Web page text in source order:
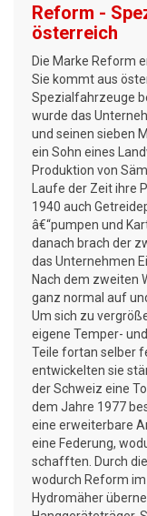
Reform -
österreich
Die Marke Reform
Sie kommt aus
Spezialfahrzeuge
wurde das
und seinen sieben
ein Sohn eines
Produktion von
Laufe der Zeit ihre
1940 auch
â€“pumpen und
danach brach der
das Unternehmen
Nach dem zweiten
ganz normal auf
Um sich zu
eigene Temper-
Teile fortan selber
entwickelten sie
der Schweiz eine
dem Jahre 1977
eine erweiterbare
eine Federung,
schafften. Durch
wodurch Reform
Hydromäher